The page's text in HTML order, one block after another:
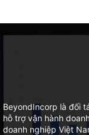
BeyondIncorp là đối
hỗ trợ vận hành
doanh nghiệp Việt